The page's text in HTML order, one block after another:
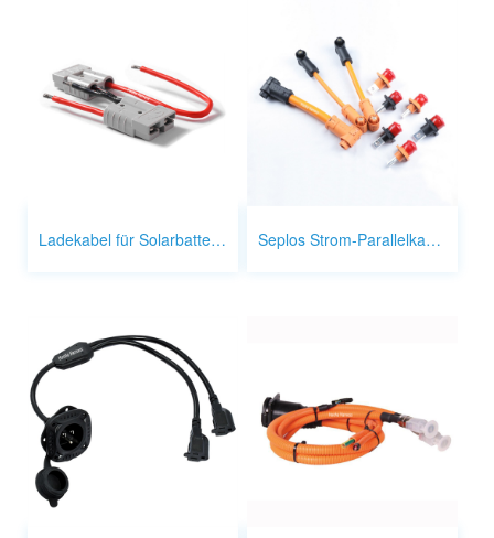
Ladekabel für Solarbatterien Seplos Strom-Parallelkabel Batterie zu Batterie